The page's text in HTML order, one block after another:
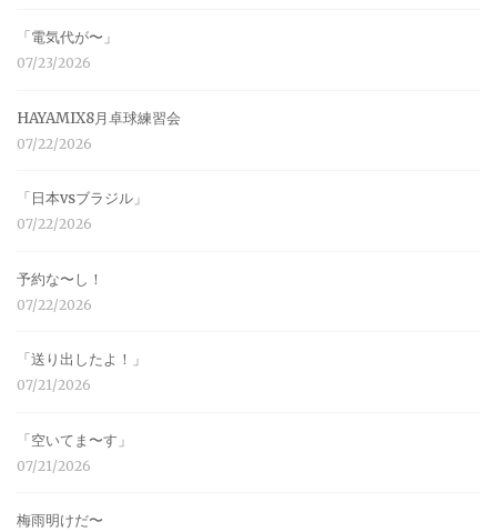
「電気代が〜」
07/23/2026
HAYAMIX8月卓球練習会
07/22/2026
「日本vsブラジル」
07/22/2026
予約な〜し！
07/22/2026
「送り出したよ！」
07/21/2026
「空いてま〜す」
07/21/2026
梅雨明けだ〜